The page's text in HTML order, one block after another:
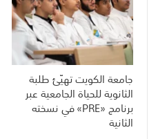
جامعة الكويت تهيّئ طلبة
الثانوية للحياة الجامعية عبر
برنامج «PRE» في نسخته
الثانية